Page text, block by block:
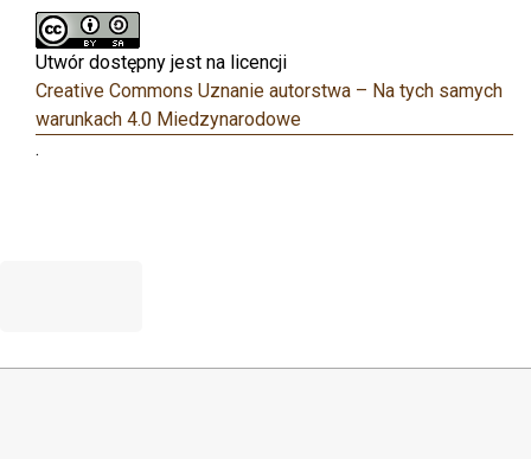
Utwór dostępny jest na licencji
Creative Commons Uznanie autorstwa – Na tych samych
warunkach 4.0 Miedzynarodowe
.